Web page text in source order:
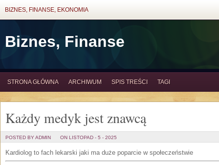
BIZNES, FINANSE, EKONOMIA
Biznes, Finanse
STRONA GŁÓWNA ARCHIWUM SPIS TREŚCI TAGI
Każdy medyk jest znawcą
POSTED BY ADMIN ON LISTOPAD - 5 - 2025
Kardiolog to fach lekarski jaki ma duże poparcie w społeczeństwie